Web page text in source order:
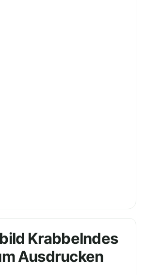
Krabbelndes
Ausdrucken